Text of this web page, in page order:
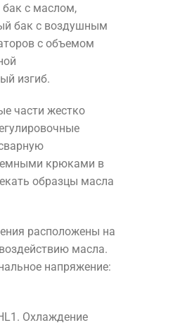
с маслом,
бак с воздушным
с объемом
изгиб.
части жестко
крюками в
образцы масла
расположены на
масла.
напряжение:
Охлаждение